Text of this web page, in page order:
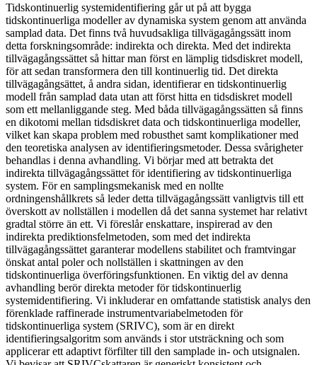
Tidskontinuerlig systemidentifiering går ut på att bygga
tidskontinuerliga modeller av dynamiska system genom att använda
samplad data. Det finns två huvudsakliga tillvägagångssätt inom
detta forskningsområde: indirekta och direkta. Med det indirekta
tillvägagångssättet så hittar man först en lämplig tidsdiskret modell,
för att sedan transformera den till kontinuerlig tid. Det direkta
tillvägagångsättet, å andra sidan, identifierar en tidskontinuerlig
modell från samplad data utan att först hitta en tidsdiskret modell
som ett mellanliggande steg. Med båda tillvägagångssätten så finns
en dikotomi mellan tidsdiskret data och tidskontinuerliga modeller,
vilket kan skapa problem med robusthet samt komplikationer med
den teoretiska analysen av identifieringsmetoder. Dessa svårigheter
behandlas i denna avhandling. Vi börjar med att betrakta det
indirekta tillvägagångssättet för identifiering av tidskontinuerliga
system. För en samplingsmekanisk med en nollte
ordningenshållkrets så leder detta tillvägagångssätt vanligtvis till ett
överskott av nollställen i modellen då det sanna systemet har relativt
gradtal större än ett. Vi föreslår enskattare, inspirerad av den
indirekta prediktionsfelmetoden, som med det indirekta
tillvägagångssättet garanterar modellens stabilitet och framtvingar
önskat antal poler och nollställen i skattningen av den
tidskontinuerliga överföringsfunktionen. En viktig del av denna
avhandling berör direkta metoder för tidskontinuerlig
systemidentifiering. Vi inkluderar en omfattande statistisk analys den
förenklade raffinerade instrumentvariabelmetoden för
tidskontinuerliga system (SRIVC), som är en direkt
identifieringsalgoritm som används i stor utsträckning och som
applicerar ett adaptivt förfilter till den samplade in- och utsignalen.